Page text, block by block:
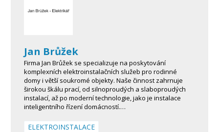
Jan Brůžek
Firma Jan Brůžek se specializuje na poskytování
komplexních elektroinstalačních služeb pro rodinné
domy i větší soukromé objekty. Naše činnost zahrnuje
širokou škálu prací, od silnoproudých a slaboproudých
instalací, až po moderní technologie, jako je instalace
inteligentního řízení domácností.…
ELEKTROINSTALACE